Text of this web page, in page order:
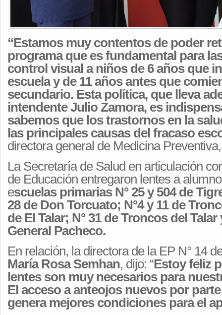
“Estamos muy contentos de poder
programa que es fundamental para
control visual a niños de 6 años que
escuela y de 11 años antes que
secundario. Esta política, que lleva
intendente Julio Zamora, es
sabemos que los trastornos en la
las principales causas del fracaso
directora general de Medicina
La Secretaría de Salud en articulación
de Educación entregaron lentes a
escuelas primarias N° 25 y 504 de
28 de Don Torcuato; N°4 y 11 de
de El Talar; N° 31 de Troncos del Talar
General Pacheco.
En relación, la directora de la EP N° 14
María Rosa Semhan, dijo: “Estoy feliz
lentes son muy necesarios para
El acceso a anteojos nuevos por
genera mejores condiciones para el